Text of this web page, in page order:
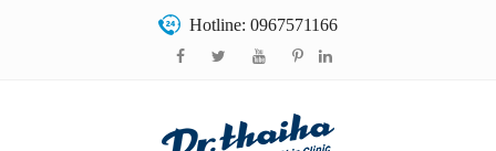
Hotline: 0967571166